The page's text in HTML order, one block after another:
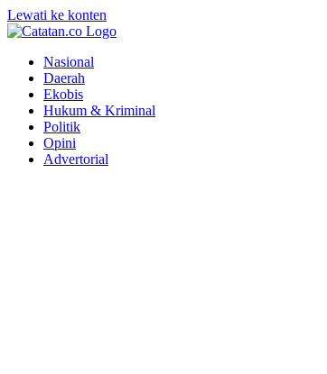
Lewati ke konten
Nasional
Daerah
Ekobis
Hukum & Kriminal
Politik
Opini
Advertorial